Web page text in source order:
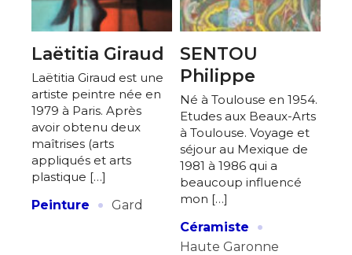
Laëtitia Giraud
Laëtitia Giraud est une
artiste peintre née en
1979 à Paris. Après
avoir obtenu deux
maîtrises (arts
appliqués et arts
plastique […]
Peinture
· Gard
SENTOU
Philippe
Né à Toulouse en 1954.
Etudes aux Beaux-Arts
à Toulouse. Voyage et
séjour au Mexique de
1981 à 1986 qui a
beaucoup influencé
mon […]
Céramiste
·
Haute Garonne